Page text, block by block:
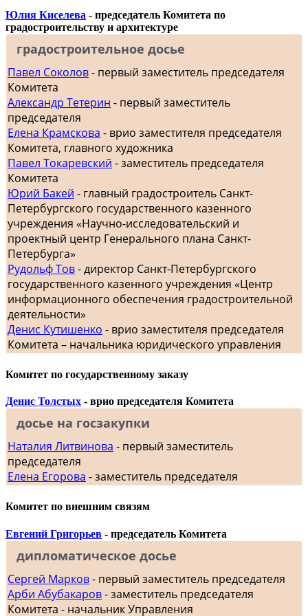
Юлия Киселева - председатель Комитета по
градостроительству и архитектуре
градостроительное досье
Павел Соколов- первый заместитель председателя
Комитета
Александр Тетерин - первый заместитель
председателя
Елена Крамскова - врио заместителя председателя
Комитета, главного художника
Павел Токаревский - заместитель председателя
Комитета
Юрий Бакей - главный градостроитель Санкт-
Петербургского государственного казенного
учреждения «Научно-исследовательский и
проектный центр Генерального плана Санкт-
Петербурга»
Рудольф Тов- директор Санкт-Петербургского
государственного казенного учреждения «Центр
информационного обеспечения градостроительной
деятельности»
Денис Кутишенко - врио заместителя председателя
Комитета – начальника юридического управления
Комитет по государственному заказу
Денис Толстых - врио председателя Комитета
досье на госзакупки
Наталия Литвинова - первый заместитель
председателя
Елена Егорова - заместитель председателя
Комитет по внешним связям
Евгений Григорьев - председатель Комитета
дипломатическое досье
Сергей Марков- первый заместитель председателя
Арби Абубакаров- заместитель председателя
Комитета - начальник Управления